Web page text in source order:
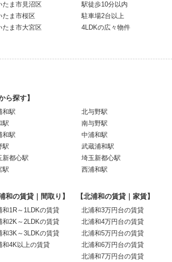
たま市見沼区
たま市桜区
たま市大宮区
駅徒歩10分以内
駐車場2台以上
4LDKの広々物件
ら探す】
和駅
駅
和駅
駅
新都心駅
駅
北与野駅
南与野駅
中浦和駅
武蔵浦和駅
埼玉新都心駅
西浦和駅
和の賃貸｜間取り】
和1R～1LDKの賃貸
和2K～2LDKの賃貸
和3K～3LDKの賃貸
和4K以上の賃貸
【北浦和の賃貸｜家賃】
北浦和3万円台の賃貸
北浦和4万円台の賃貸
北浦和5万円台の賃貸
北浦和6万円台の賃貸
北浦和7万円台の賃貸